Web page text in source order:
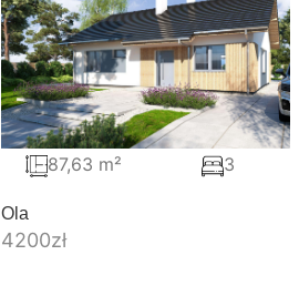
Ola
4200zł
87,63 m² 3